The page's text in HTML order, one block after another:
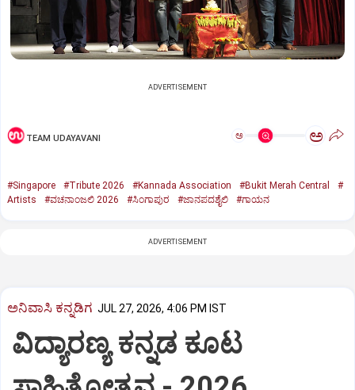
ADVERTISEMENT
TEAM UDAYAVANI ಅ ಅ
#Singapore #Tribute 2026 #Kannada Association #Bukit Merah Central
#
Artists
#ವಚನಾಂಜಲಿ 2026 #ಸಿಂಗಾಪುರ #ಜಾನಪದಶೈಲಿ #ಗಾಯನ
ADVERTISEMENT
ಅನಿವಾಸಿ ಕನ್ನಡಿಗ JUL 27, 2026, 4:06 PM IST
ವಿದ್ಯಾರಣ್ಯ ಕನ್ನಡ ಕೂಟ